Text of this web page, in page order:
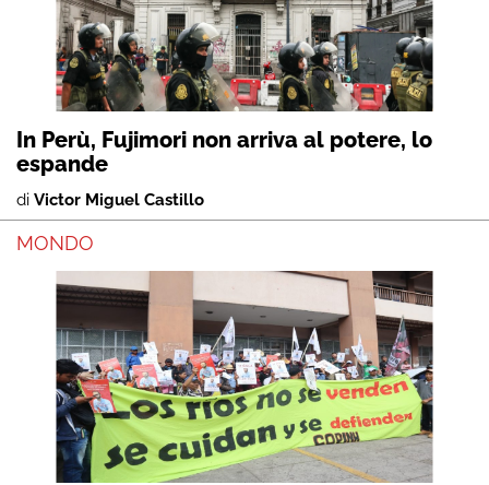
In Perù, Fujimori non arriva al potere, lo
espande
di Victor Miguel Castillo
MONDO